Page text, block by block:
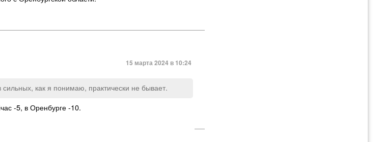
15 марта 2024 в 10:24
как я понимаю, практически не бывает.
-5, в Оренбурге -10.